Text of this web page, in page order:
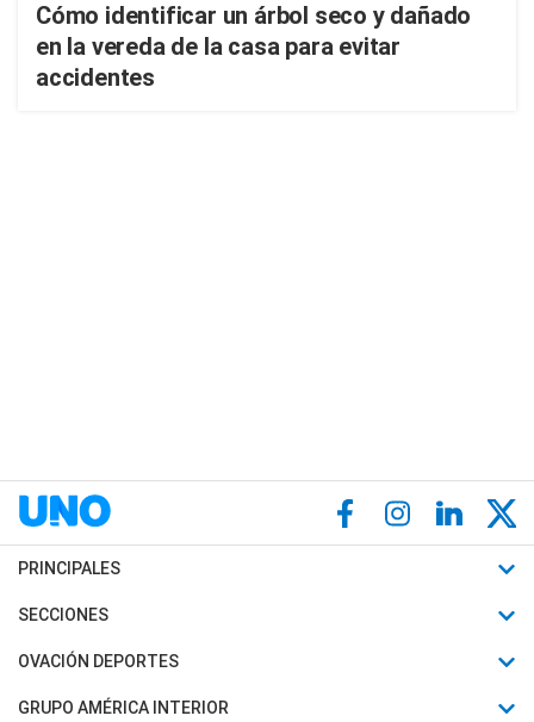
Cómo identificar un árbol seco y dañado
en la vereda de la casa para evitar
accidentes
PRINCIPALES
Últimas Noticias
Política
SECCIONES
Horóscopo
Motores
OVACIÓN DEPORTES
Fútbol
GRUPO AMÉRICA INTERIOR